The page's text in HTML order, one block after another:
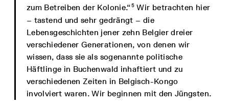
zum Betreiben der Kolonie.“5 Wir betrachten hier
– tastend und sehr gedrängt – die
Lebensgeschichten jener zehn Belgier dreier
verschiedener Generationen, von denen wir
wissen, dass sie als sogenannte politische
Häftlinge in Buchenwald inhaftiert und zu
verschiedenen Zeiten in Belgisch-Kongo
involviert waren. Wir beginnen mit den Jüngsten.